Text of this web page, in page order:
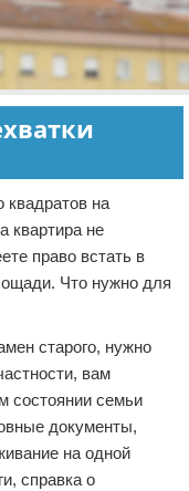
квадратов на
квартира не
право встать в
Что нужно для
старого, нужно
вам
состоянии семьи
документы,
на одной
справка о